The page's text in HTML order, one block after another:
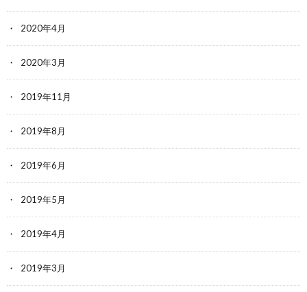
2020年4月
2020年3月
2019年11月
2019年8月
2019年6月
2019年5月
2019年4月
2019年3月